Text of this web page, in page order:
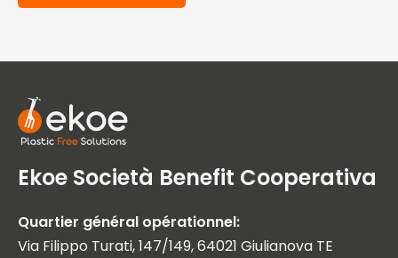
Ekoe Società Benefit Cooperativa
Quartier général opérationnel:
Via Filippo Turati, 147/149, 64021 Giulianova TE